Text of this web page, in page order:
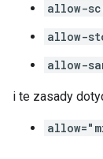
allow-
allow-
allow-
i te zasady